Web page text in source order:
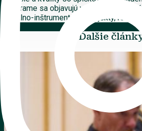
programe sa objavujú veľké symfonické
vokálno-inštrumentálne projekty,
Ďalšie